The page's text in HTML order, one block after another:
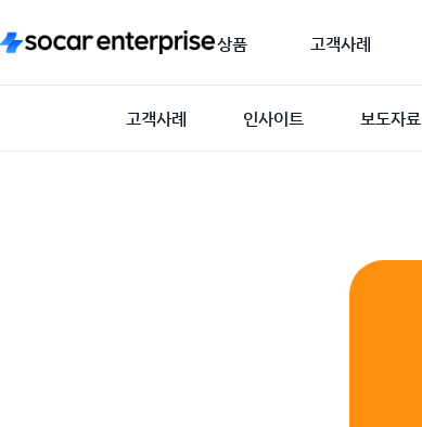
상품 고객사례
고객사례 인사이트 보도자료